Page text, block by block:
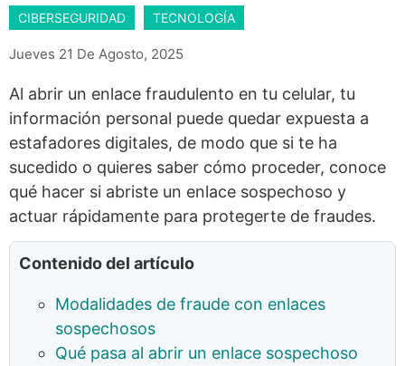
CIBERSEGURIDAD TECNOLOGÍA
Jueves 21 De Agosto, 2025
Al abrir un enlace fraudulento en tu celular, tu
información personal puede quedar expuesta a
estafadores digitales, de modo que si te ha
sucedido o quieres saber cómo proceder, conoce
qué hacer si abriste un enlace sospechoso y
actuar rápidamente para protegerte de fraudes.
Contenido del artículo
Modalidades de fraude con enlaces
sospechosos
Qué pasa al abrir un enlace sospechoso